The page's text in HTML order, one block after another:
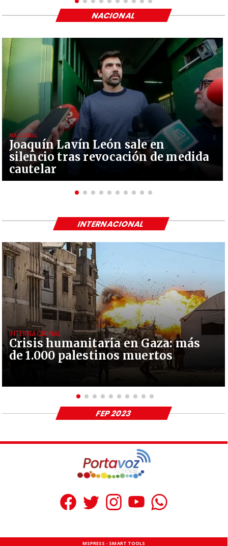
Joaquín Lavín León sale en
silencio tras revocación de medida
cautelar
NACIONAL
NACIONAL
Crisis humanitaria en Gaza: más
de 1.000 palestinos muertos
INTERNACIONAL
INTERNACIONAL
FEP 2023
MSPRESS - SMART TOOLS